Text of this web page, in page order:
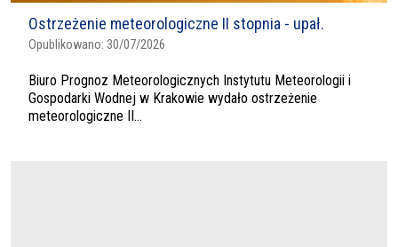
Ostrzeżenie meteorologiczne II stopnia - upał.
Opublikowano: 30/07/2026
Biuro Prognoz Meteorologicznych Instytutu Meteorologii i
Gospodarki Wodnej w Krakowie wydało ostrzeżenie
meteorologiczne II...